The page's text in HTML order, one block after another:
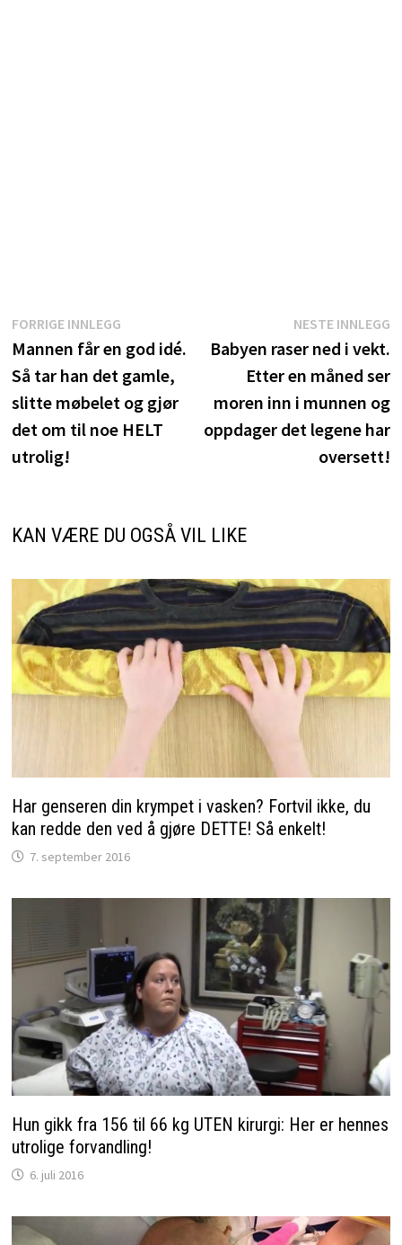
Innleggsnavigasjon
FORRIGE INNLEGGForrige
innlegg:
Mannen får en god idé.
Så tar han det gamle,
slitte møbelet og gjør
det om til noe HELT
utrolig!
NESTE INNLEGG
Babyen raser ned i vekt.
Etter en måned ser
moren inn i munnen og
oppdager det legene har
oversett!
KAN VÆRE DU OGSÅ VIL LIKE
Har genseren din krympet i vasken? Fortvil ikke, du
kan redde den ved å gjøre DETTE! Så enkelt!
7. september 2016
Hun gikk fra 156 til 66 kg UTEN kirurgi: Her er hennes
utrolige forvandling!
6. juli 2016